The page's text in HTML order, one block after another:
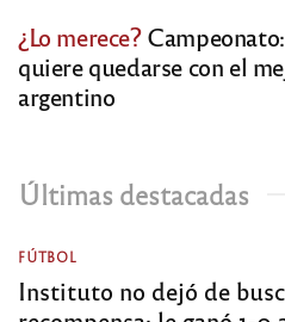
¿Lo merece?
quiere quedarse con el
argentino
Últimas destacadas
FÚTBOL
Instituto no dejó de